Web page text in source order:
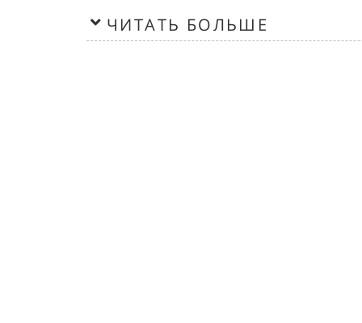
ЧИТАТЬ БОЛЬШЕ